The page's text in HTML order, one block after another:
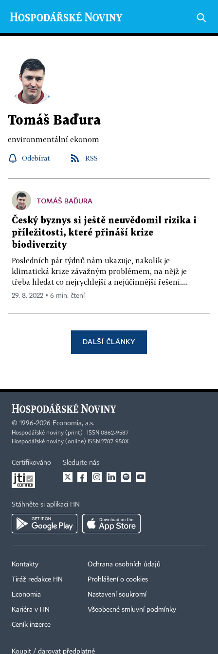
Tomáš Baďura
environmentální ekonom
Odebírat RSS
TOMÁŠ BAĎURA
Český byznys si ještě neuvědomil rizika i
příležitosti, které přináší krize
biodiverzity
Posledních pár týdnů nám ukazuje, nakolik je
klimatická krize závažným problémem, na nějž je
třeba hledat co nejrychlejší a nejúčinnější řešení....
29. 8. 2022 ▪ 6 min. čtení
DALŠÍ ČLÁNKY
© 1996-2026 Economia, a.s.
Hospodářské noviny (print) ISSN 0862-9587
Hospodářské noviny (online) ISSN 2787-950X
Certifikováno Sledujte nás
Stáhněte si aplikaci HN
Kontakty
Tiráž redakce HN
Economia
Kariéra v HN
Ceník inzerce
Ochrana osobních údajů
Prohlášení o cookies
Nastavení soukromí
Všeobecné smluvní podmínky
Koupit / darovat předplatné